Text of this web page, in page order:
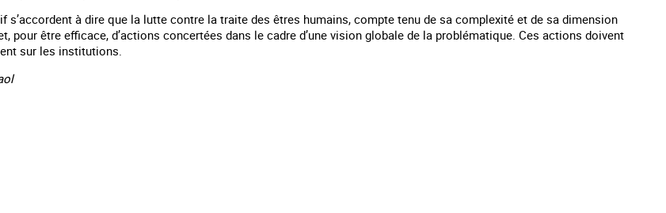
s’accordent à dire que la lutte contre la traite des êtres humains, compte tenu de sa complexité et de sa dimension
pour être efficace, d’actions concertées dans le cadre d’une vision globale de la problématique. Ces actions doivent
sur les institutions.